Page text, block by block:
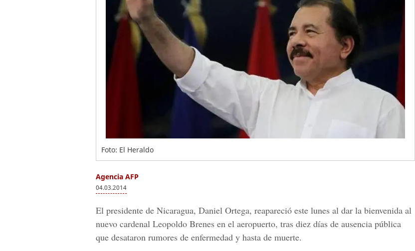
Foto: El Heraldo
Agencia AFP
04.03.2014
El presidente de Nicaragua, Daniel Ortega, reapareció este lunes al dar la bienvenida al
nuevo cardenal Leopoldo Brenes en el aeropuerto, tras diez días de ausencia pública
que desataron rumores de enfermedad y hasta de muerte.